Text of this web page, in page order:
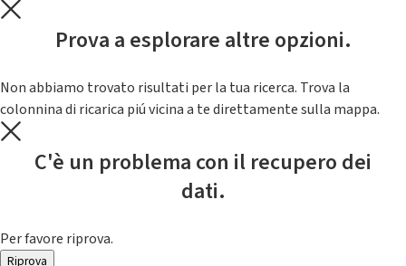
Prova a esplorare altre opzioni.
Non abbiamo trovato risultati per la tua ricerca. Trova la
colonnina di ricarica piú vicina a te direttamente sulla mappa.
C'è un problema con il recupero dei
dati.
Per favore riprova.
Riprova